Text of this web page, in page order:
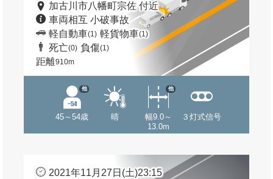
加古川市八幡町宗佐 付近
車両相互 小破事故
軽自動車(1) 軽貨物車(1)
死亡(0) 負傷(1)
距離910m
45～54歳
他
晴
幅9.0～
13.0m
他
３灯式信号
2021年11月27日(土)23:15